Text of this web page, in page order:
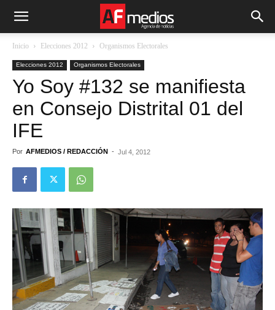
Inicio Elecciones 2012 Organismos Electorales
Elecciones 2012 Organismos Electorales
Yo Soy #132 se manifiesta
en Consejo Distrital 01 del
IFE
Por AFMEDIOS / REDACCIÓN - Jul 4, 2012